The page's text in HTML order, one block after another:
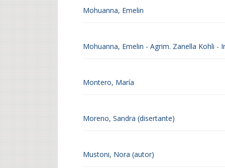
Mohuanna, Emelin
Mohuanna, Emelin - Agrim. Zanella Kohli -
Montero, María
Moreno, Sandra (disertante)
Mustoni, Nora (autor)